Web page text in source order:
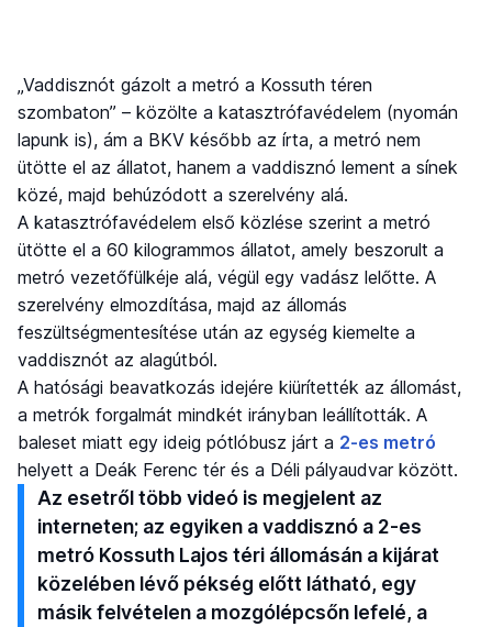
„Vaddisznót gázolt a metró a Kossuth téren
szombaton” – közölte a katasztrófavédelem (nyomán
lapunk is), ám a BKV később az írta, a metró nem
ütötte el az állatot, hanem a vaddisznó lement a sínek
közé, majd behúzódott a szerelvény alá.
A katasztrófavédelem első közlése szerint a metró
ütötte el a 60 kilogrammos állatot, amely beszorult a
metró vezetőfülkéje alá, végül egy vadász lelőtte. A
szerelvény elmozdítása, majd az állomás
feszültségmentesítése után az egység kiemelte a
vaddisznót az alagútból.
A hatósági beavatkozás idejére kiürítették az állomást,
a metrók forgalmát mindkét irányban leállították. A
baleset miatt egy ideig pótlóbusz járt a 2-es metró
helyett a Deák Ferenc tér és a Déli pályaudvar között.
Az esetről több videó is megjelent az
interneten; az egyiken a vaddisznó a 2-es
metró Kossuth Lajos téri állomásán a kijárat
közelében lévő pékség előtt látható, egy
másik felvételen a mozgólépcsőn lefelé, a